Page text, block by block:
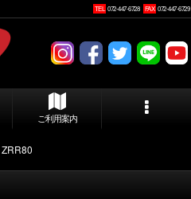
TEL 072-447-6728 FAX 072-447-6729
ご利用案内